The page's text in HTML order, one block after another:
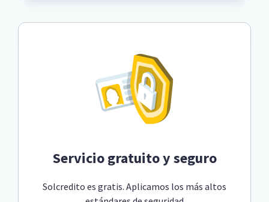
Servicio gratuito y seguro
Solcredito es gratis. Aplicamos los más altos